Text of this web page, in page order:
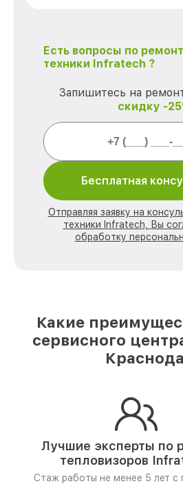
Есть вопросы по
техники Infratech ?
Запишитесь на
скидку -
Бесплатная
Отправляя заявку на
техники Infratech, Вы
обработку
Какие
сервисного
Лучшие эксперты по
тепловизоров
Стаж работы не менее 5 лет с